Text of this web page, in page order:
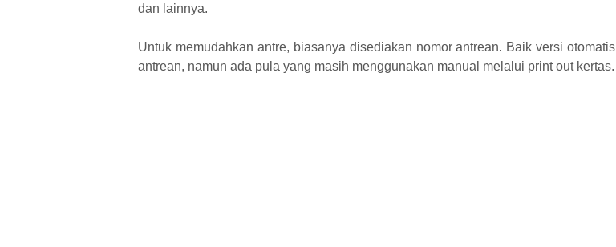
dan lainnya.
Untuk memudahkan antre, biasanya disediakan nomor antrean. Baik versi
antrean, namun ada pula yang masih menggunakan manual melalui print out kertas.